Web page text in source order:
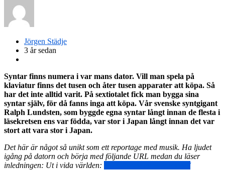
Jörgen Städje
3 år sedan
Syntar finns numera i var mans dator. Vill man spela på
klaviatur finns det tusen och åter tusen apparater att köpa. Så
har det inte alltid varit. På sextiotalet fick man bygga sina
syntar själv, för då fanns inga att köpa. Vår svenske syntgigant
Ralph Lundsten, som byggde egna syntar långt innan de flesta i
läsekretsen ens var födda, var stor i Japan långt innan det var
stort att vara stor i Japan.
Det här är något så unikt som ett reportage med musik. Ha ljudet
igång på datorn och börja med följande URL medan du läser
inledningen: Ut i vida världen: